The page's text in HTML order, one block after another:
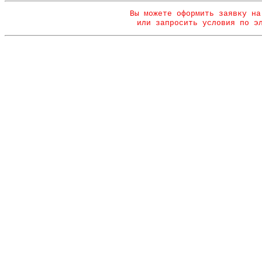
Вы можете оформить заявку
или запросить условия по